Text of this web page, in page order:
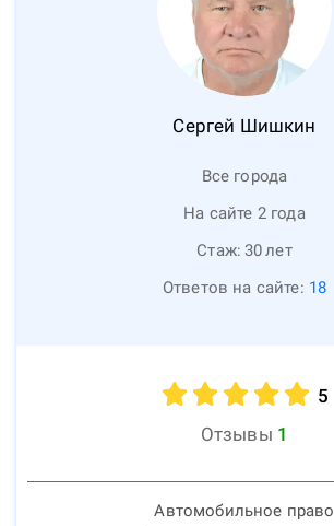
Сергей Шишкин
Все города
На сайте 2 года
Стаж: 30лет
Ответов на сайте: 18
5
Отзывы 1
Автомобильное право